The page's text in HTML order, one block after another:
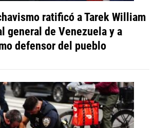
ratificó a Tarek William
general de Venezuela y a
defensor del pueblo